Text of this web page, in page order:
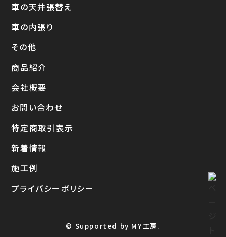
車の天井張替え
車の内張り
その他
商品紹介
会社概要
お問い合わせ
特定商取引表示
新着情報
施工例
プライバシーポリシー
© Supported by MY工房.